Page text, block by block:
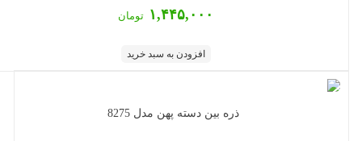
۱,۴۴۵,۰۰۰تومان
افزودن به سبد خرید
ذره بین دسته پهن مدل 8275